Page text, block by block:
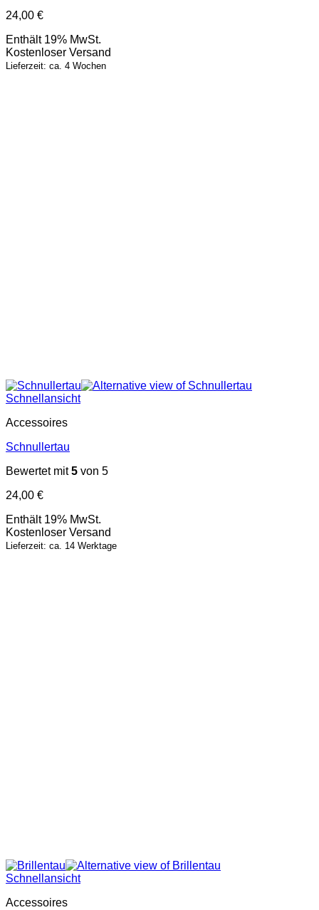
24,00 €
Enthält 19% MwSt.
Kostenloser Versand
Lieferzeit: ca. 4 Wochen
Schnellansicht
Accessoires
Schnullertau
Bewertet mit5 von 5
24,00 €
Enthält 19% MwSt.
Kostenloser Versand
Lieferzeit: ca. 14 Werktage
Schnellansicht
Accessoires